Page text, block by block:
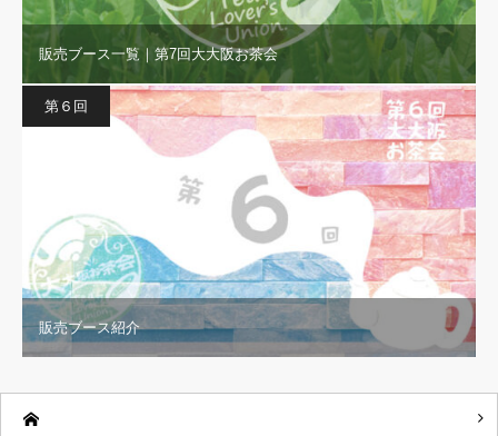
販売ブース一覧｜第7回大大阪お茶会
第６回
販売ブース紹介